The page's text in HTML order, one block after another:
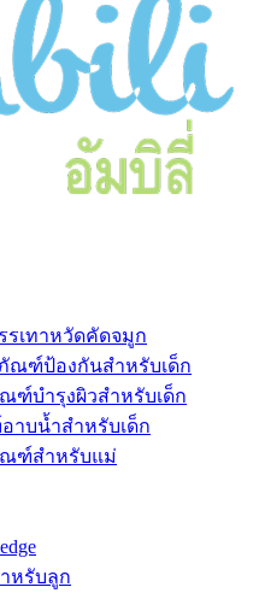
รเทาหวัดคัดจมูก
ภัณฑ์ป้องกันสำหรับเด็ก
ณฑ์บำรุงผิวสำหรับเด็ก
าบน้ำสำหรับเด็ก
ณฑ์สำหรับแม่
หรับลูก